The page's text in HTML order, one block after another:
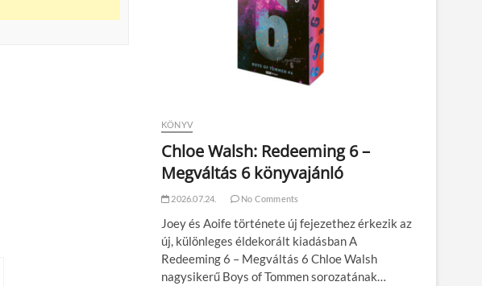
KÖNYV
Chloe Walsh: Redeeming 6 –
Megváltás 6 könyvajánló
2026.07.24. No Comments
Joey és Aoife története új fejezethez érkezik az
új, különleges éldekorált kiadásban A
Redeeming 6 – Megváltás 6 Chloe Walsh
nagysikerű Boys of Tommen sorozatának…